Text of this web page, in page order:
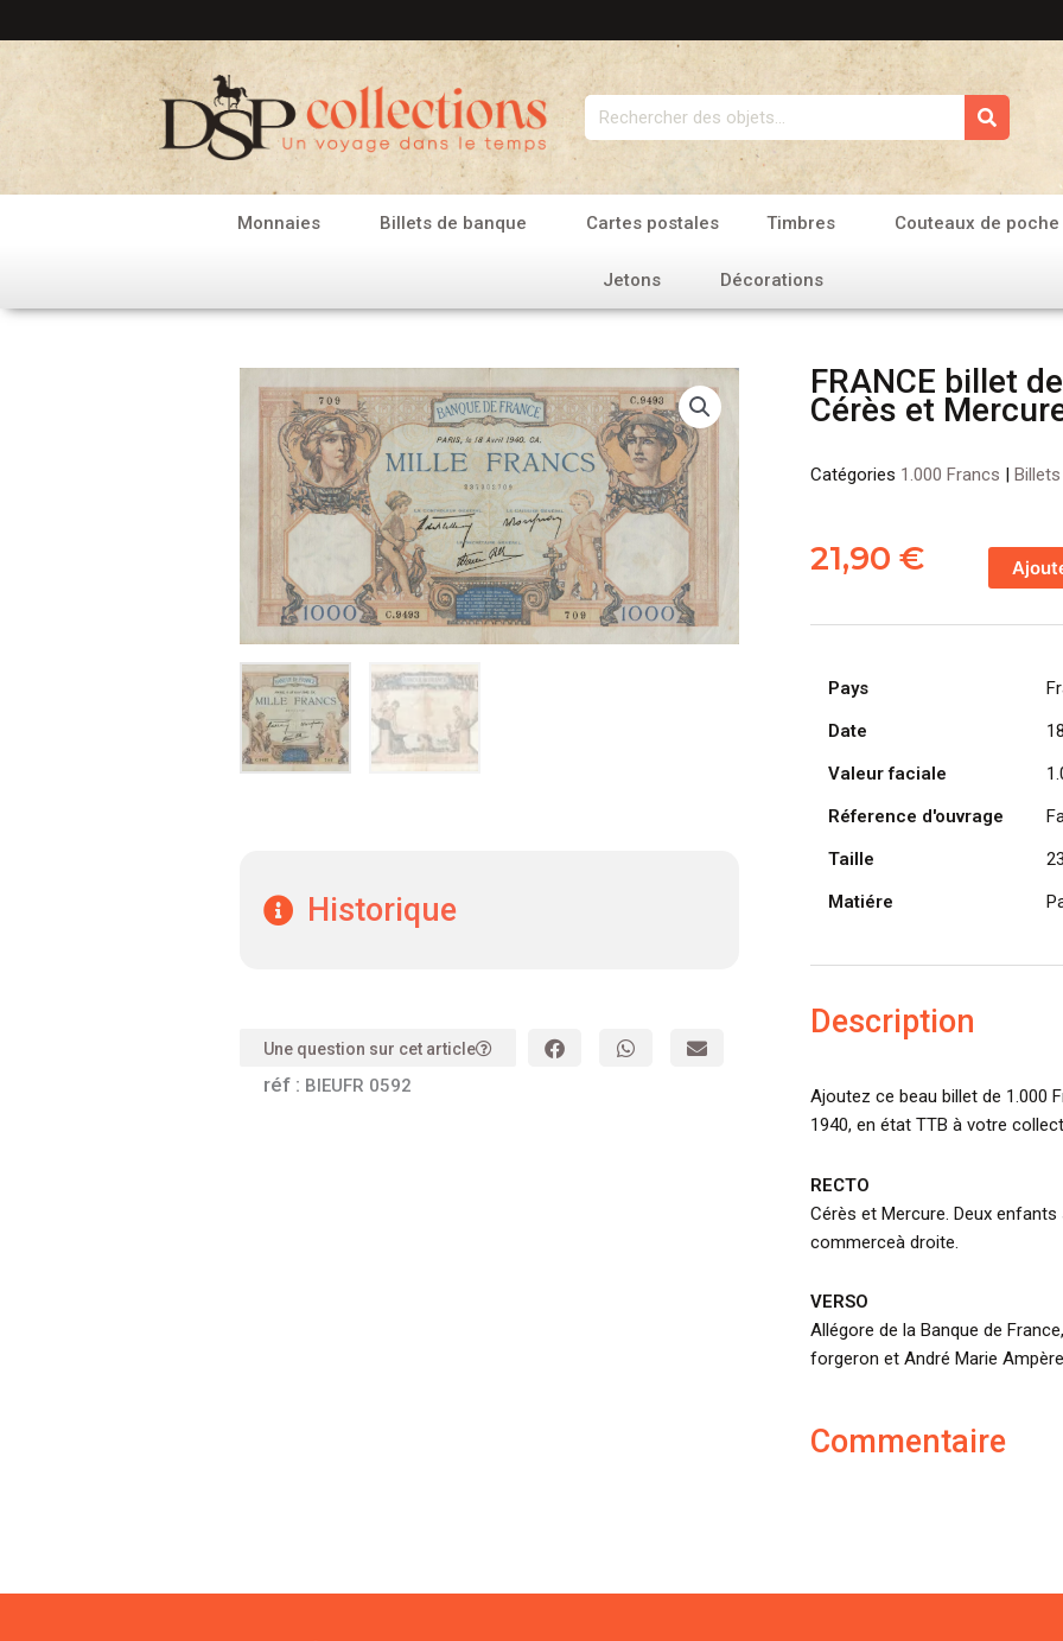
au
contenu
Rechercher
Monnaies Billets de banque Cartes postales Timbres Couteaux de poche
Jetons Décorations
Historique
Une question sur cet article
réf : BIEUFR 0592
FRANCE billet
Cérès et
Catégories 1.000 Francs |
21,90 €
de
FRANCE
de
04-
Pays
Date
Valeur faciale
Réference d'ouvrage
Taille
Matiére
Description
Ajoutez ce beau billet de 1.000
1940, en état TTB à votre
RECTO
Cérès et Mercure. Deux
commerceà droite.
VERSO
Allégore de la Banque de
forgeron et André Marie
Commentaire